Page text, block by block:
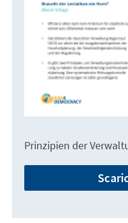
Prinzipien der